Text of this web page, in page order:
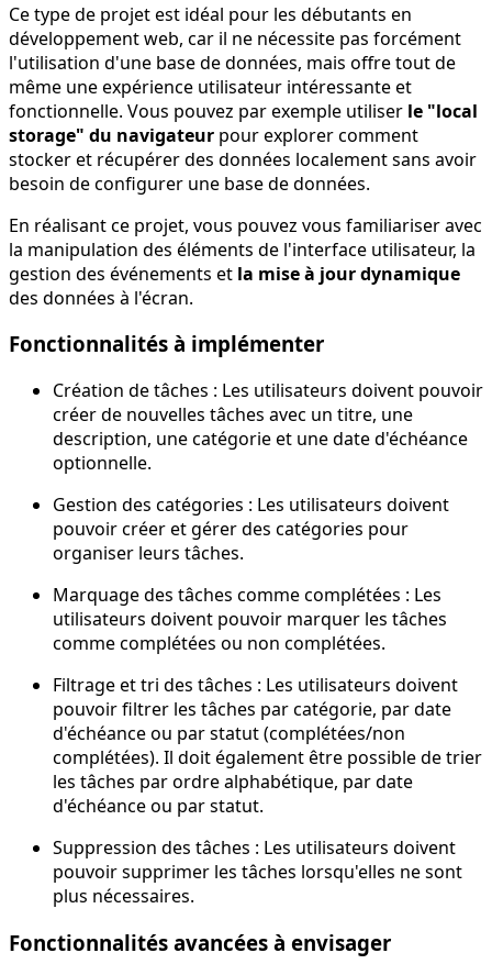
Ce type de projet est idéal pour les débutants en
développement web, car il ne nécessite pas forcément
l'utilisation d'une base de données, mais offre tout de
même une expérience utilisateur intéressante et
fonctionnelle. Vous pouvez par exemple utiliser le "local
storage" du navigateur pour explorer comment
stocker et récupérer des données localement sans avoir
besoin de configurer une base de données.
En réalisant ce projet, vous pouvez vous familiariser avec
la manipulation des éléments de l'interface utilisateur, la
gestion des événements et la mise à jour dynamique
des données à l'écran.
Fonctionnalités à implémenter
Création de tâches : Les utilisateurs doivent pouvoir
créer de nouvelles tâches avec un titre, une
description, une catégorie et une date d'échéance
optionnelle.
Gestion des catégories : Les utilisateurs doivent
pouvoir créer et gérer des catégories pour
organiser leurs tâches.
Marquage des tâches comme complétées : Les
utilisateurs doivent pouvoir marquer les tâches
comme complétées ou non complétées.
Filtrage et tri des tâches : Les utilisateurs doivent
pouvoir filtrer les tâches par catégorie, par date
d'échéance ou par statut (complétées/non
complétées). Il doit également être possible de trier
les tâches par ordre alphabétique, par date
d'échéance ou par statut.
Suppression des tâches : Les utilisateurs doivent
pouvoir supprimer les tâches lorsqu'elles ne sont
plus nécessaires.
Fonctionnalités avancées à envisager